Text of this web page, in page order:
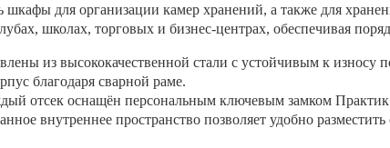
шкафы для организации камер хранений, а также для
школах, торговых и бизнес-центрах, обеспечивая
из высококачественной стали с устойчивым к
благодаря сварной раме.
отсек оснащён персональным ключевым замком
внутреннее пространство позволяет удобно